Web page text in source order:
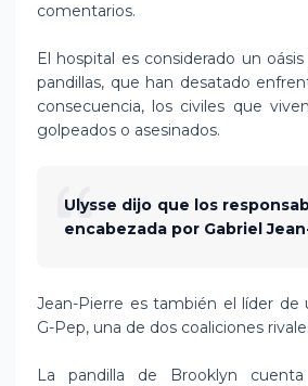
comentarios.
El hospital es considerado un
pandillas, que han desatado
consecuencia, los civiles que
golpeados o asesinados.
Ulysse dijo que los
encabezada por Gabriel
Jean-Pierre es también el líder de
G-Pep, una de dos coaliciones
La pandilla de Brooklyn